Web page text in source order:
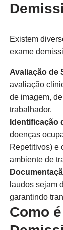
Existem
exame
Avaliação de
avaliação
de imagem,
trabalhador.
Identificação
doenças
Repetitivos) e
ambiente de
laudos sejam
garantindo
Como